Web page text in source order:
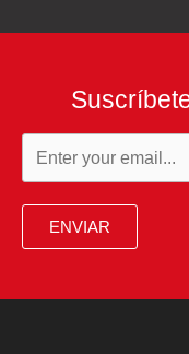
ENVIAR